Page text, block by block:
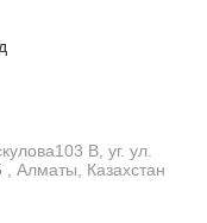
В, уг. ул.
, Алматы, Казахстан